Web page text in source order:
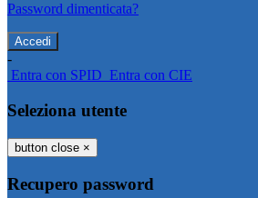
Password dimenticata?
-
Entra con SPID Entra con CIE
Seleziona utente
button close ×
Recupero password